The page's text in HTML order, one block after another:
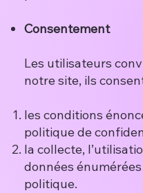
Consentement
Les utilisateurs
notre site, ils
les conditions
politique de
la collecte,
données
politique.